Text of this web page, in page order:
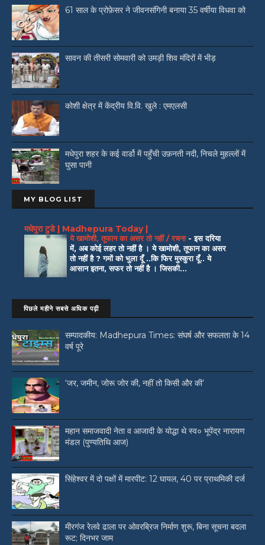
61 साल के प्रोफ़ेसर ने जीवनसंगिनी बनाया 35 वर्षीया विधवा को
सावन की तीसरी सोमवारी को उमड़ी शिव मंदिरों में भीड़
कोशी क्षेत्र में केंद्रीय वि.वि. खुले : एमएलसी
मधेपुरा शहर के कई वार्डो में पहुँची उफ़नती नदी, निचले मुहल्लों में
घुसा पानी
MY BLOG LIST
मधेपुरा टुडे | Madhepura Today |
ये खामोशी, तूफान का असर तो नहीं / रचना -इस दरिया
में, अब कोई लहर तो नहीं है । ये खामोशी, तूफान का असर
तो नहीं है ? गमों को भुला दूँ ..कि फिर मुस्कुरा दूँ.. ये
आसान इतना, सफर तो नहीं है । जिसकी...
पिछले महीने सबसे अधिक पढ़ी
सम्पादकीय: Madhepura Times: संघर्ष और सफलता के 14
वर्ष पूरे
‘जर, जमीन, जोरू जोर की, नहीं तो किसी और की’
महान समाजवादी नेता व आजादी के योद्धा थे स्व० भूपेंद्र नारायण
मंडल (पुण्यतिथि आज)
सिंहेश्वर में दो पक्षों में मारपीट: 12 घायल, 40 पर प्राथमिकी दर्ज
मीरगंज रेलवे ढाला पर ओवरब्रिज निर्माण शुरू, बिना सूचना बदला
रूट; दिनभर जाम